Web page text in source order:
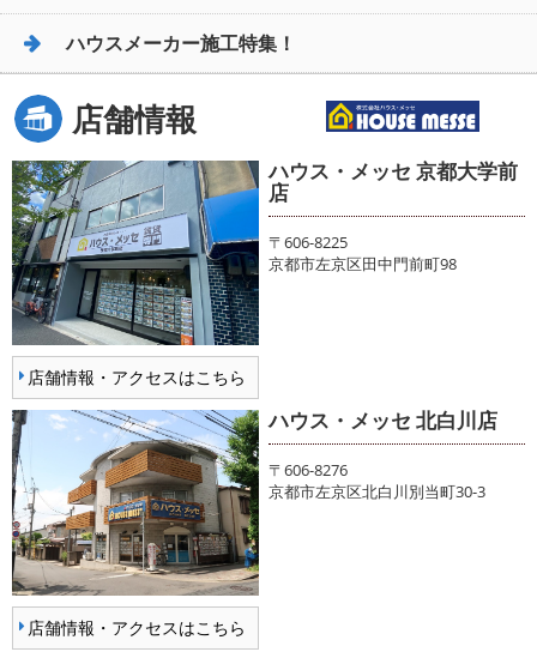
ハウスメーカー施工特集！
店舗情報
店舗情報・アクセスはこちら
ハウス・メッセ 京都大学前
店
〒606-8225
京都市左京区田中門前町98
店舗情報・アクセスはこちら
ハウス・メッセ 北白川店
〒606-8276
京都市左京区北白川別当町30-3